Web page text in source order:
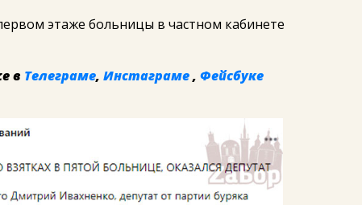
этаже больницы в частном кабинете
в Телеграме, Инстаграме, Фейсбуке